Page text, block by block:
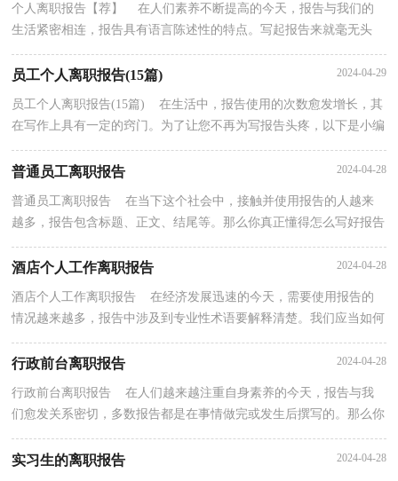
个人离职报告【荐】 在人们素养不断提高的今天，报告与我们的
生活紧密相连，报告具有语言陈述性的特点。写起报告来就毫无头
员工个人离职报告(15篇) 2024-04-29
员工个人离职报告(15篇) 在生活中，报告使用的次数愈发增长，其
在写作上具有一定的窍门。为了让您不再为写报告头疼，以下是小编
收集整理的员工个人离职报告，希望能够帮助到大家...
普通员工离职报告 2024-04-28
普通员工离职报告 在当下这个社会中，接触并使用报告的人越来
越多，报告包含标题、正文、结尾等。那么你真正懂得怎么写好报告
酒店个人工作离职报告 2024-04-28
酒店个人工作离职报告 在经济发展迅速的今天，需要使用报告的
情况越来越多，报告中涉及到专业性术语要解释清楚。我们应当如何
写报告呢？下面是小编精心整理的酒店个人工作离职...
行政前台离职报告 2024-04-28
行政前台离职报告 在人们越来越注重自身素养的今天，报告与我
们愈发关系密切，多数报告都是在事情做完或发生后撰写的。那么你
真正懂得怎么写好报告吗？以下是小编为大家收集的...
实习生的离职报告 2024-04-28